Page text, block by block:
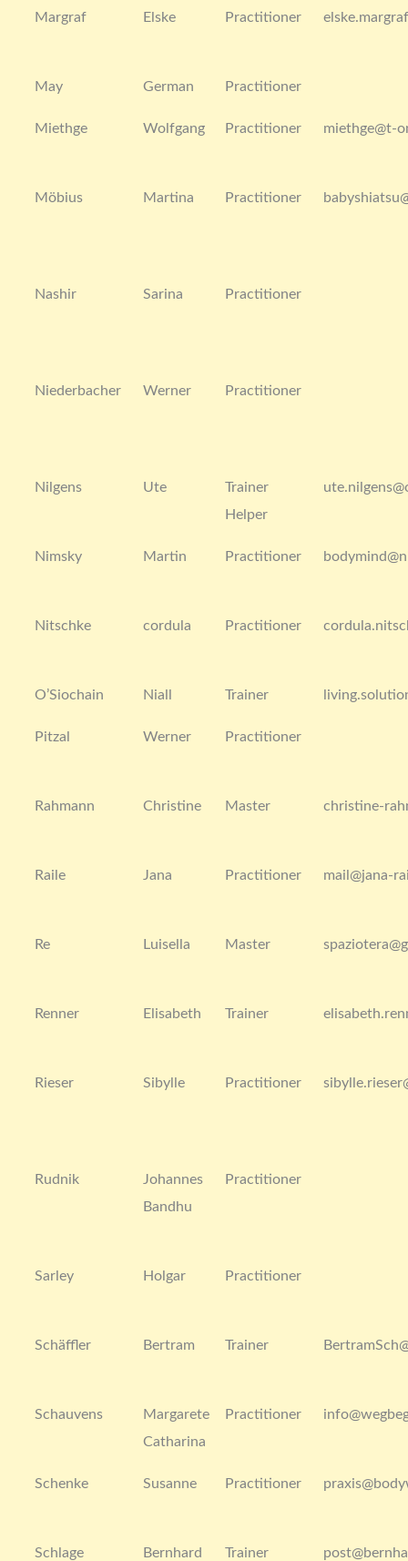
Margraf Elske Practitioner
May German Practitioner
Miethge Wolfgang Practitioner miethge@t-
Möbius Martina Practitioner
Nashir Sarina Practitioner
Niederbacher Werner Practitioner
Nilgens Ute
Trainer
Helper
Nimsky Martin Practitioner
Nitschke cordula Practitioner
O’Siochain Niall Trainer
Pitzal Werner Practitioner
Rahmann Christine Master christine-
Raile Jana Practitioner mail@jana-
Re Luisella Master
Renner Elisabeth Trainer
Rieser Sibylle Practitioner
Rudnik
Johannes
Bandhu
Practitioner
Sarley Holgar Practitioner
Schäffler Bertram Trainer
Schauvens
Margarete
Catharina
Practitioner
Schenke Susanne Practitioner
Schlage Bernhard Trainer